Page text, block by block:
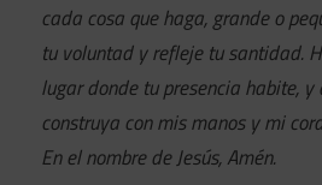
cada cosa que haga, grande o
tu voluntad y refleje tu santidad.
lugar donde tu presencia habite, y
construya con mis manos y mi
En el nombre de Jesús, Amén.